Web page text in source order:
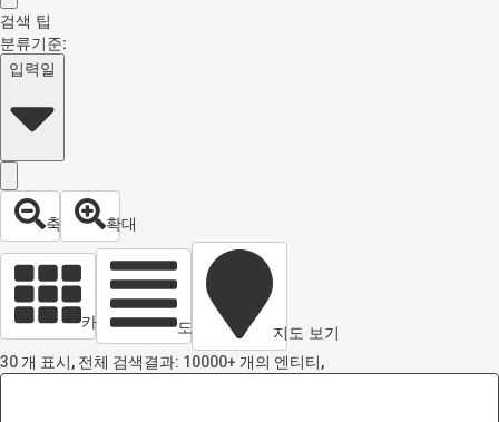
검색 팁
분류기준:
입력일
축소 확대
카드 열람 도면 보기 지도 보기
30 개 표시, 전체 검색결과: 10000+ 개의 엔티티,